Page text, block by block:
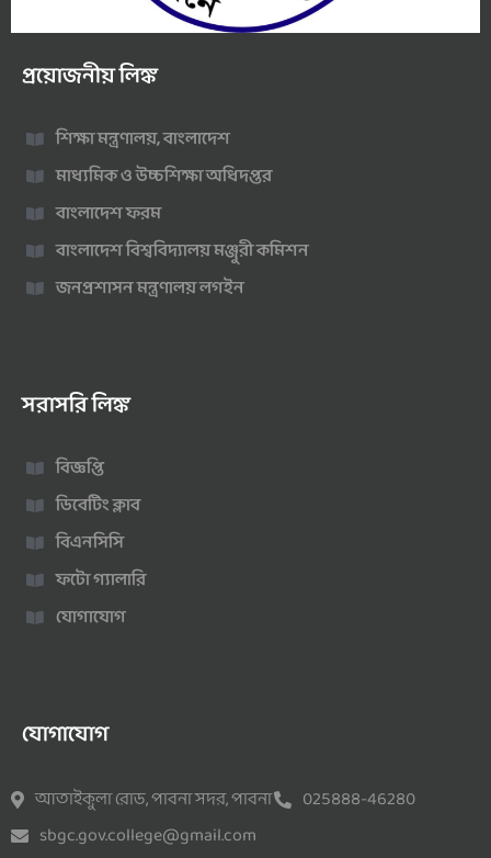
প্রয়োজনীয় লিঙ্ক
শিক্ষা মন্ত্রণালয়, বাংলাদেশ
মাধ্যমিক ও উচ্চশিক্ষা অধিদপ্তর
বাংলাদেশ ফরম
বাংলাদেশ বিশ্ববিদ্যালয় মঞ্জুরী কমিশন
জনপ্রশাসন মন্ত্রণালয় লগইন
সরাসরি লিঙ্ক
বিজ্ঞপ্তি
ডিবেটিং ক্লাব
বিএনসিসি
ফটো গ্যালারি
যোগাযোগ
যোগাযোগ
আতাইকুলা রোড, পাবনা সদর, পাবনা
025888-46280
sbgc.gov.college@gmail.com